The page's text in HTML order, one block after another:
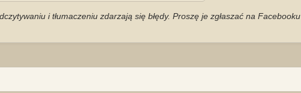
i tłumaczeniu zdarzają się błędy. Proszę je zgłaszać na Facebooku